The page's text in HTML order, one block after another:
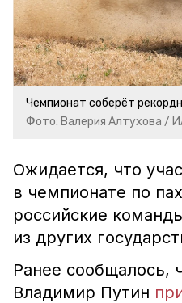
Чемпионат соберёт
Фото: Валерия Алтухова /
Ожидается, что
в чемпионате по
российские
из других
Ранее сообщалось,
Владимир Путин